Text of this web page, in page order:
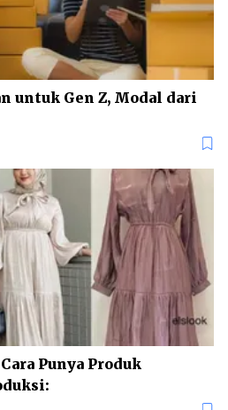
untuk Gen Z, Modal dari
Punya Produk